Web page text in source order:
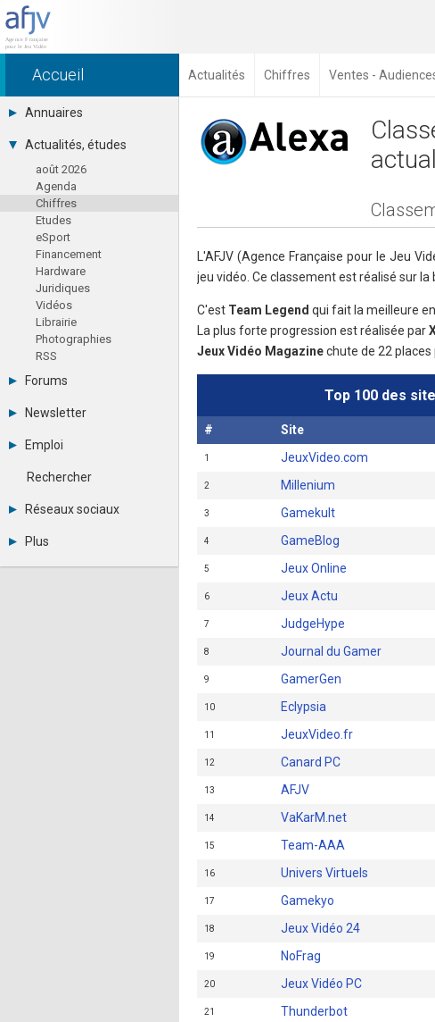
Accueil Actualités Chiffres Ventes -
Annuaires
Toutes les sociétés (691)
Studios (418)
Editeurs (49)
Distributeurs (16)
Hard. / Accessoires (10)
Middlewares (15)
Prestataires (99)
Assoc. / Syndicats (21)
Formations / Ecoles (46)
Presse spécialisée (17)
Actualités, études
août 2026
Agenda
Chiffres
Etudes
eSport
Financement
Hardware
Juridiques
Vidéos
Librairie
Photographies
RSS
Forums
Tous les forums
Se connecter
Messages privés
Contacter un modérateur
Newsletter
Archives
Abonnement
Emploi
Consulter les annonces
Observatoire de l'emploi
Rechercher
Réseaux sociaux
LinkedIn
Plus
Annonceurs
L'AFJV (Agence Française pour le Jeu
jeu vidéo. Ce classement est réalisé sur
C'est Team Legend qui fait la meilleure
La plus forte progression est réalisée par
Jeux Vidéo Magazinechute de 22 places
Top 100 des
# Site
1 JeuxVideo.com
2 Millenium
3 Gamekult
4 GameBlog
5 Jeux Online
6 Jeux Actu
7 JudgeHype
8 Journal du Gamer
9 GamerGen
10 Eclypsia
11 JeuxVideo.fr
12 Canard PC
13 AFJV
14 VaKarM.net
15 Team-AAA
16 Univers Virtuels
17 Gamekyo
18 Jeux Vidéo 24
19 NoFrag
20 Jeux Vidéo PC
21 Thunderbot